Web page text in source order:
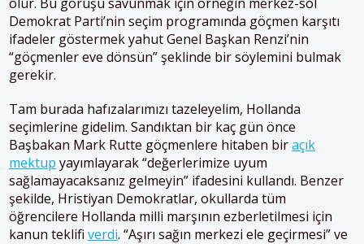
Demokrat Parti’nin seçim programında göçmen karşıtı
ifadeler göstermek yahut Genel Başkan Renzi’nin
“göçmenler eve dönsün” şeklinde bir söylemini bulmak
gerekir.
Tam burada hafızalarımızı tazeleyelim, Hollanda
seçimlerine gidelim. Sandıktan bir kaç gün önce
Başbakan Mark Rutte göçmenlere hitaben biraçık
mektup yayımlayarak “değerlerimize uyum
sağlamayacaksanız gelmeyin” ifadesini kullandı. Benzer
şekilde, Hristiyan Demokratlar, okullarda tüm
öğrencilere Hollanda milli marşının ezberletilmesi için
kanun teklifi verdi. “Aşırı sağın merkezi ele geçirmesi” ve